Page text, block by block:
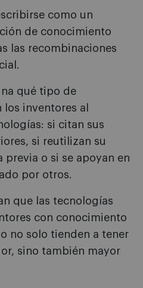
como un
de conocimiento
las recombinaciones
qué tipo de
inventores al
si citan sus
si reutilizan su
o si se apoyan en
por otros.
que las tecnologías
con conocimiento
no solo tienden a tener
sino también mayor